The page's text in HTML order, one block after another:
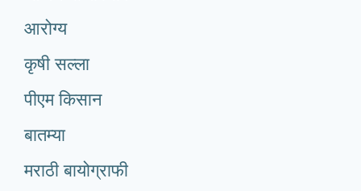
आरोग्य
कृषी सल्ला
पीएम किसान
बातम्या
मराठी बायोग्राफी